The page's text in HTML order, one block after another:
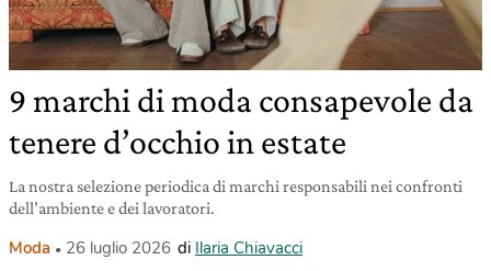
9 marchi di moda consapevole da
tenere d’occhio in estate
La nostra selezione periodica di marchi responsabili nei confronti
dell’ambiente e dei lavoratori.
Moda 26 luglio 2026 di Ilaria Chiavacci